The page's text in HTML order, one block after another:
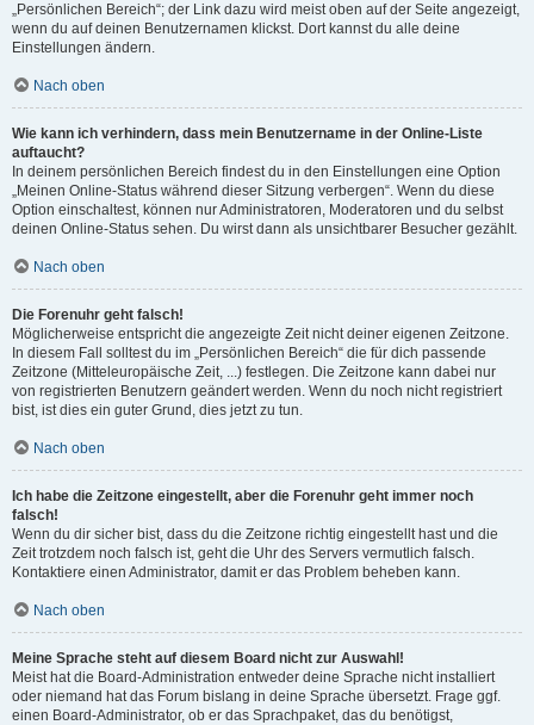
„Persönlichen Bereich“; der Link dazu wird meist oben auf der Seite angezeigt,
wenn du auf deinen Benutzernamen klickst. Dort kannst du alle deine
Einstellungen ändern.
Nach oben
Wie kann ich verhindern, dass mein Benutzername in der Online-Liste
auftaucht?
In deinem persönlichen Bereich findest du in den Einstellungen eine Option
„Meinen Online-Status während dieser Sitzung verbergen“. Wenn du diese
Option einschaltest, können nur Administratoren, Moderatoren und du selbst
deinen Online-Status sehen. Du wirst dann als unsichtbarer Besucher gezählt.
Nach oben
Die Forenuhr geht falsch!
Möglicherweise entspricht die angezeigte Zeit nicht deiner eigenen Zeitzone.
In diesem Fall solltest du im „Persönlichen Bereich“ die für dich passende
Zeitzone (Mitteleuropäische Zeit, ...) festlegen. Die Zeitzone kann dabei nur
von registrierten Benutzern geändert werden. Wenn du noch nicht registriert
bist, ist dies ein guter Grund, dies jetzt zu tun.
Nach oben
Ich habe die Zeitzone eingestellt, aber die Forenuhr geht immer noch
falsch!
Wenn du dir sicher bist, dass du die Zeitzone richtig eingestellt hast und die
Zeit trotzdem noch falsch ist, geht die Uhr des Servers vermutlich falsch.
Kontaktiere einen Administrator, damit er das Problem beheben kann.
Nach oben
Meine Sprache steht auf diesem Board nicht zur Auswahl!
Meist hat die Board-Administration entweder deine Sprache nicht installiert
oder niemand hat das Forum bislang in deine Sprache übersetzt. Frage ggf.
einen Board-Administrator, ob er das Sprachpaket, das du benötigst,